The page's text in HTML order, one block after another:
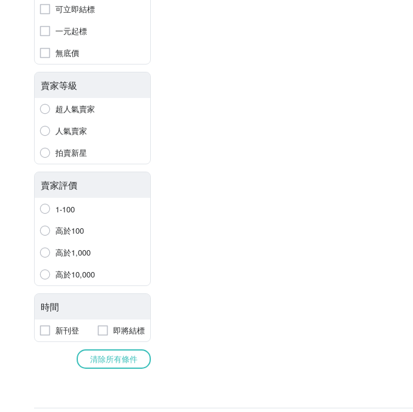
可立即結標
一元起標
無底價
賣家等級
超人氣賣家
人氣賣家
拍賣新星
賣家評價
1-100
高於100
高於1,000
高於10,000
時間
新刊登 即將結標
清除所有條件